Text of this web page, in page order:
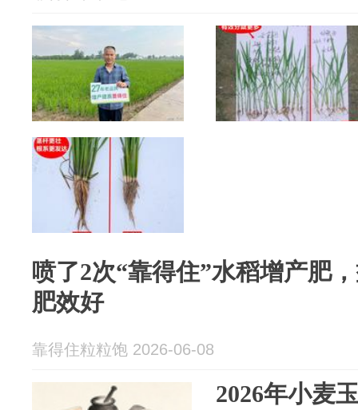
喷了2次“靠得住”水稻增产肥
肥效好
靠得住粒粒饱 2026-06-08
2026年小麦